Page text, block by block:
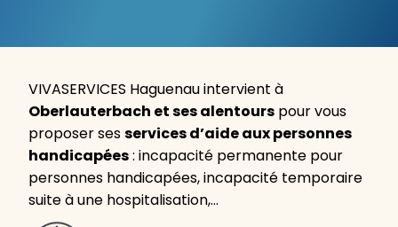
VIVASERVICES Haguenau intervient à
Oberlauterbach et ses alentours pour vous
proposer sesservices d’aide aux personnes
handicapées: incapacité permanente pour
personnes handicapées, incapacité temporaire
suite à une hospitalisation,…